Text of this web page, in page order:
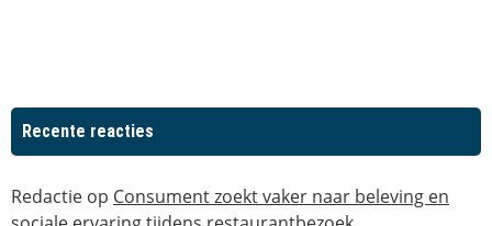
Recente reacties
Redactie op Consument zoekt vaker naar beleving en